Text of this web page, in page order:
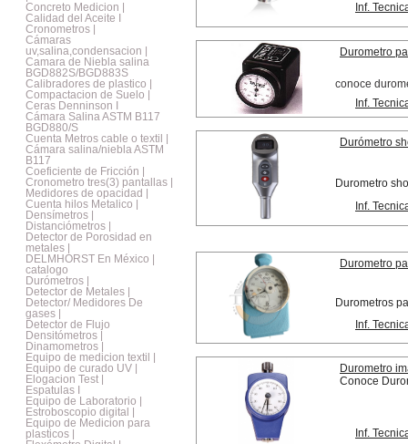
Concreto Medicion |
Calidad del Aceite I
Cronometros |
Cámaras
uv,salina,condensacion |
Camara de Niebla salina
BGD882S/BGD883S
Calibradores de plastico |
Compactacion de Suelo |
Ceras Denninson I
Cámara Salina ASTM B117
BGD880/S
Cuenta Metros cable o textil |
Cámara salina/niebla ASTM
B117
Coeficiente de Fricción |
Cronometro tres(3) pantallas |
Medidores de opacidad |
Cuenta hilos Metalico |
Densímetros |
Distanciómetros |
Detector de Porosidad en
metales |
DELMHORST En México |
catalogo
Durómetros |
Detector de Metales |
Detector/ Medidores De
gases |
Detector de Flujo
Densitómetros |
Dinamometros |
Equipo de medicion textil |
Equipo de curado UV |
Elogacion Test |
Espatulas I
Equipo de Laboratorio |
Estroboscopio digital |
Equipo de Medicion para
plasticos |
Inf.
Durometro
conoce
Inf.
Durómetro
Durometro
Inf.
Durometro
Durometros
Inf.
Durometro
Conoce
Inf.